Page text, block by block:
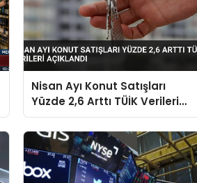
Nisan Ayı Konut Satışları
Yüzde 2,6 Arttı TÜİK Verileri
Açıklandı